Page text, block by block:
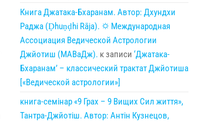
Книга Джатака-Бхаранам. Автор: Дхундхи
Раджа (Ḍhuṇḍhi Rāja). 🌣 Международная
Ассоциация Ведической Астрологии
Джйотиш (МАВаДж). к записи ‘Джатака-
Бхаранам’ – классический трактат Джйотиша
[«Ведической астрологии»]
книга-семінар «9 Грах – 9 Вищих Сил життя»,
Тантра-Джйотіш. Автор: Антін Кузнецов,